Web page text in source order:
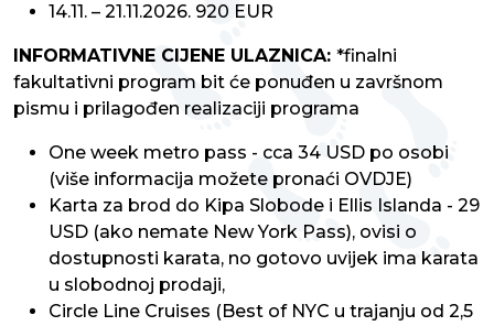
14.11. – 21.11.2026. 920 EUR
INFORMATIVNE CIJENE ULAZNICA: *finalni
fakultativni program bit će ponuđen u završnom
pismu i prilagođen realizaciji programa
One week metro pass - cca 34 USD po osobi
(više informacija možete pronaći OVDJE)
Karta za brod do Kipa Slobode i Ellis Islanda - 29
USD (ako nemate New York Pass), ovisi o
dostupnosti karata, no gotovo uvijek ima karata
u slobodnoj prodaji,
Circle Line Cruises (Best of NYC u trajanju od 2,5